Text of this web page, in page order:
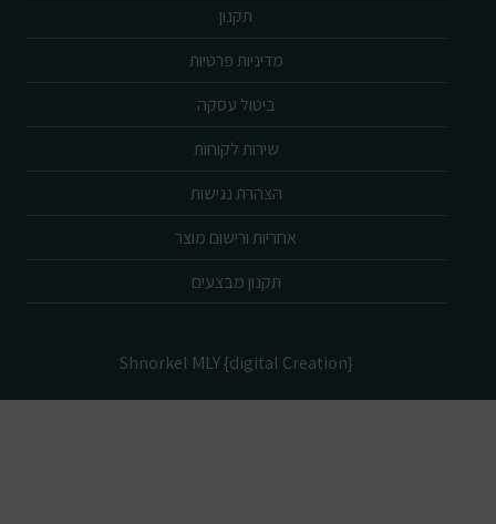
תקנון
מדיניות פרטיות
ביטול עסקה
שירות לקוחות
הצהרת נגישות
אחריות ורישום מוצר
תקנון מבצעים
Shnorkel MLY {digital Creation}